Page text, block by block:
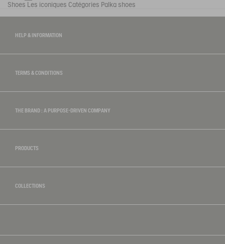
Shoes Les iconiques Catégories Palka shoes
HELP & INFORMATION
TERMS & CONDITIONS
THE BRAND : A PURPOSE-DRIVEN COMPANY
PRODUCTS
COLLECTIONS